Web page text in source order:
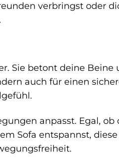
verbringst oder
Sie betont deine Beine
auch für einen
anpasst. Egal,
Sofa entspannst,